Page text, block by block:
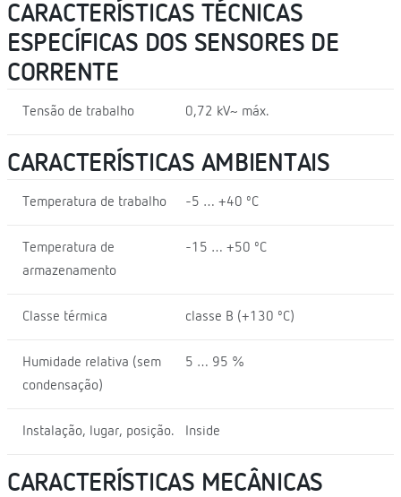
CARACTERÍSTICAS TÉCNICAS
ESPECÍFICAS DOS SENSORES DE
CORRENTE
Tensão de trabalho 0,72 kV~ máx.
CARACTERÍSTICAS AMBIENTAIS
Temperatura de trabalho -5 … +40 ºC
Temperatura de
armazenamento
-15 … +50 ºC
Classe térmica classe B (+130 ºC)
Humidade relativa (sem
condensação)
5 … 95 %
Instalação, lugar, posição. Inside
CARACTERÍSTICAS MECÂNICAS